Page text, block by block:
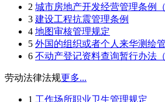
2 城市房地产开发经营管理条例（
3 建设工程抗震管理条例
4 地图审核管理规定
5 外国的组织或者个人来华测绘
6 不动产登记资料查询暂行办法（
劳动法律法规更多...
1 工作场所职业卫生管理规定